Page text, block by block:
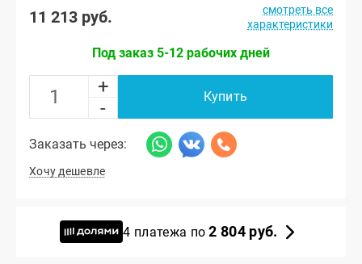
11 213 руб.
смотреть все
характеристики
Под заказ 5-12 рабочих дней
+
-
Купить
Заказать через:
Хочу дешевле
4 платежа по2 804 руб.